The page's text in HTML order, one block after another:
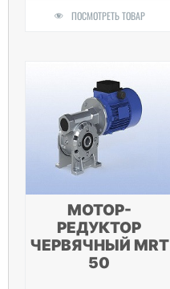
ПОСМОТРЕТЬ ТОВАР
МОТОР-
РЕДУКТОР
ЧЕРВЯЧНЫЙ MRT
50